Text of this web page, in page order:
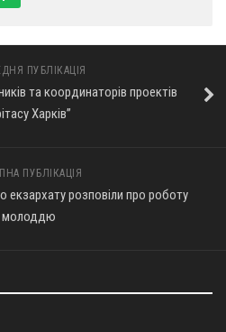
ПУБЛІКАЦІЯ
та координаторів проектів
Харків”
ПУБЛІКАЦІЯ
екзархату розповіли про роботу
молоддю